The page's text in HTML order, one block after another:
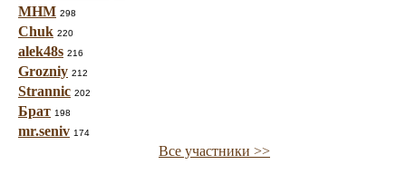
МНМ 298
Chuk 220
alek48s 216
Grozniy 212
Strannic 202
Брат 198
mr.seniv 174
Все участники >>